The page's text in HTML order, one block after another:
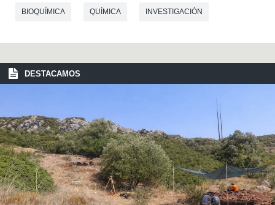
BIOQUÍMICA QUÍMICA INVESTIGACIÓN
DESTACAMOS